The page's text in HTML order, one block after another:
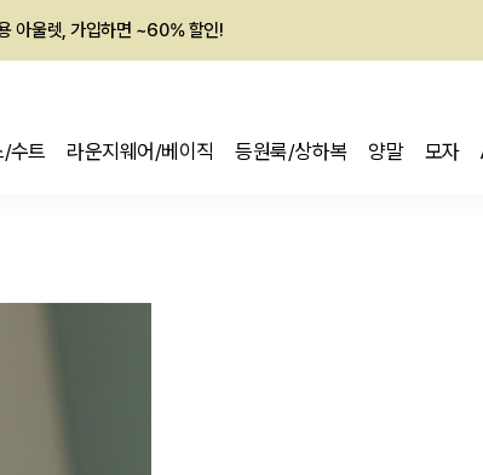
아울렛, 가입하면 ~60% 할인!
수트 라운지웨어/베이직 등원룩/상하복 양말 모자